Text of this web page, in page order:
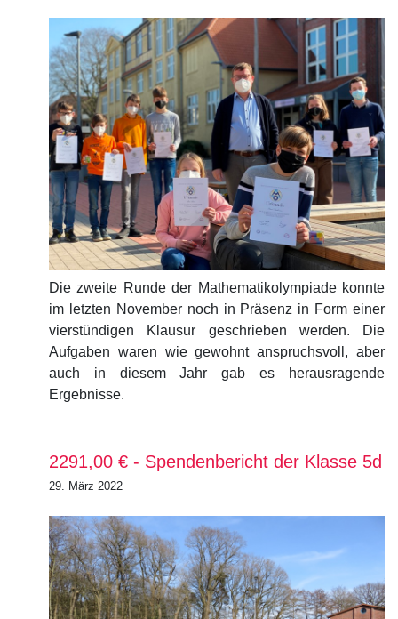
Die zweite Runde der Mathematikolympiade konnte
im letzten November noch in Präsenz in Form einer
vierstündigen Klausur geschrieben werden. Die
Aufgaben waren wie gewohnt anspruchsvoll, aber
auch in diesem Jahr gab es herausragende
Ergebnisse.
2291,00 € - Spendenbericht der Klasse 5d
29. März 2022